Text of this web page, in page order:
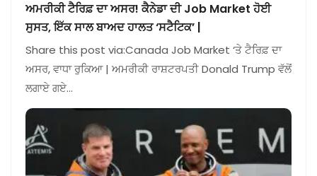
ਅਮਰੀਕੀ ਟੈਰਿਫ਼ ਦਾ ਅਸਰ! ਕੈਨੇਡਾ ਦੀ Job Market ਹੋਈ
ਸੁਸਤ, ਇੱਕ ਸਾਲ ਬਾਅਦ ਹਾਲਤ ‘ਸਟੈਟਿਕ’ |
Share this post via:Canada Job Market ‘ਤੇ ਟੈਰਿਫ਼ ਦਾ
ਅਸਰ, ਵਾਧਾ ਰੁਕਿਆ | ਅਮਰੀਕੀ ਰਾਸ਼ਟਰਪਤੀ Donald Trump ਵੱਲੋਂ
ਲਗਾਏ ਗਏ…